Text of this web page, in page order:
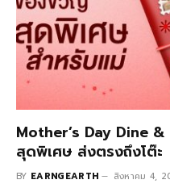
Mother’s Day Dine
สุดพิเศษ ส่งตรงถึงโต๊ะ
BY EARNGEARTH สิงหาคม 4,